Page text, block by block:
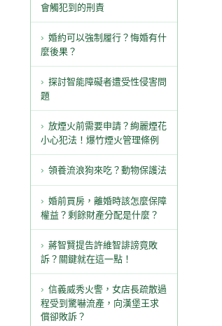
會觸犯到的刑責
婚約可以強制履行？悔婚有什
麼後果？
探討智能障礙者遭受性侵害問
題
放煙火前需要申請？絢麗煙花
小心犯法！爆竹煙火管理條例
領養流浪狗來吃？動物保護法
婚前買房，離婚時該怎麼保障
權益？剩餘財產分配是什麼？
蔣智賢提告許維智誹謗竟敗
訴？關鍵就在這一點！
信義威秀火警，女店長疏散過
程受到驚嚇流產，向漢堡王求
償卻敗訴？